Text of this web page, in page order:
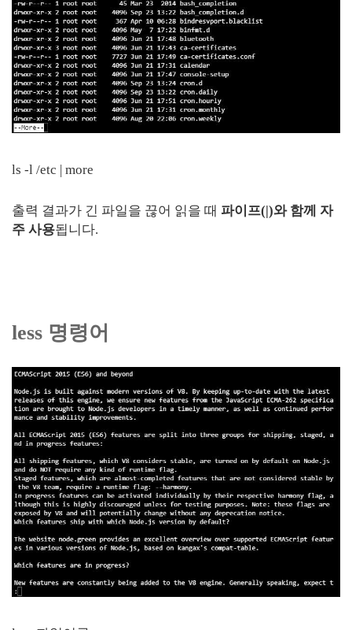
ls -l /etc | more
출력 결과가 긴 파일을 끊어 읽을 때 파이프(|)와 함께 자
주 사용됩니다.
less 명령어